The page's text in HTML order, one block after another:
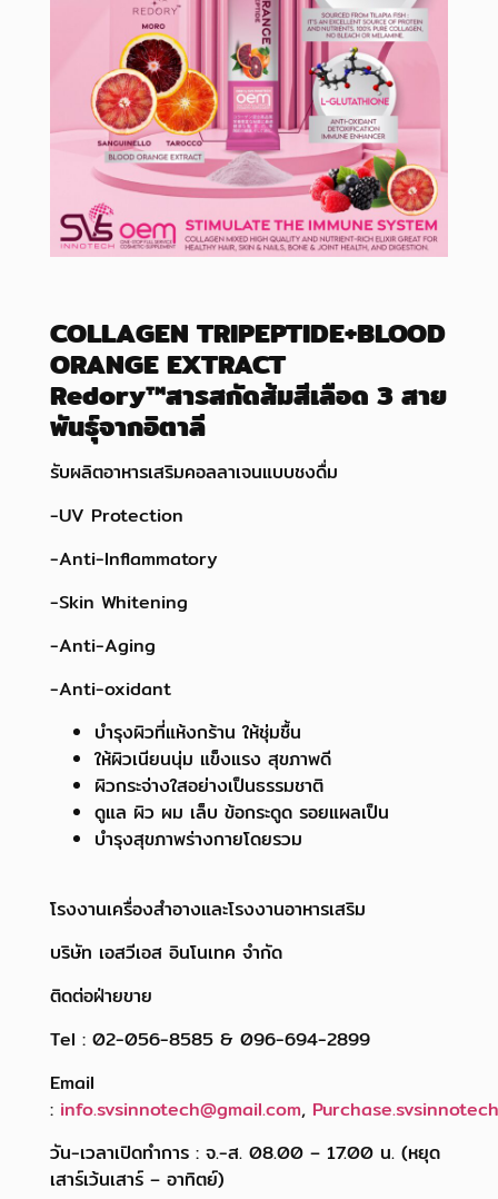
COLLAGEN TRIPEPTIDE+BLOOD
ORANGE EXTRACT
Redory™สารสกัดส้มสีเลือด 3 สาย
พันธุ์จากอิตาลี
รับผลิตอาหารเสริมคอลลาเจนแบบชงดื่ม
-UV Protection
-Anti-Inflammatory
-Skin Whitening
-Anti-Aging
-Anti-oxidant
บำรุงผิวที่แห้งกร้าน ให้ชุ่มชื้น
ให้ผิวเนียนนุ่ม แข็งแรง สุขภาพดี
ผิวกระจ่างใสอย่างเป็นธรรมชาติ
ดูแล ผิว ผม เล็บ ข้อกระดูด รอยแผลเป็น
บำรุงสุขภาพร่างกายโดยรวม
โรงงานเครื่องสำอางและโรงงานอาหารเสริม
บริษัท เอสวีเอส อินโนเทค จำกัด
ติดต่อฝ่ายขาย
Tel : 02-056-8585 & 096-694-2899
Email
: info.svsinnotech@gmail.com,
วัน-เวลาเปิดทำการ : จ.-ส. 08.00 – 17.00 น. (หยุด
เสาร์เว้นเสาร์ – อาทิตย์)